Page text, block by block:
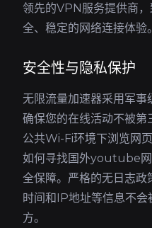
领先的VPN服务提供商
全、稳定的网络连接体验。
安全性与隐私保护
无限流量加速器采用军事
确保您的在线活动不被第
公共Wi-Fi环境下浏览网
如何寻找国外youtube网
全保障。严格的无日志
时间和IP地址等信息不
方。